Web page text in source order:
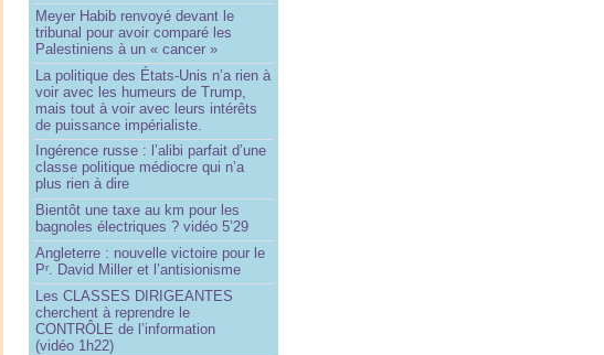
Meyer Habib renvoyé devant le
tribunal pour avoir comparé les
Palestiniens à un « cancer »
La politique des États-Unis n’a rien à
voir avec les humeurs de Trump,
mais tout à voir avec leurs intérêts
de puissance impérialiste.
Ingérence russe : l’alibi parfait d’une
classe politique médiocre qui n’a
plus rien à dire
Bientôt une taxe au km pour les
bagnoles électriques ? vidéo 5’29
Angleterre : nouvelle victoire pour le
Pr
. David Miller et l’antisionisme
Les CLASSES DIRIGEANTES
cherchent à reprendre le
CONTRÔLE de l’information
(vidéo 1h22)